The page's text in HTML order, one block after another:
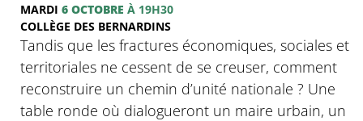
MARDI 6 OCTOBRE À 19H30
COLLÈGE DES BERNARDINS
Tandis que les fractures économiques, sociales et
territoriales ne cessent de se creuser, comment
reconstruire un chemin d’unité nationale ? Une
table ronde où dialogueront un maire urbain, un